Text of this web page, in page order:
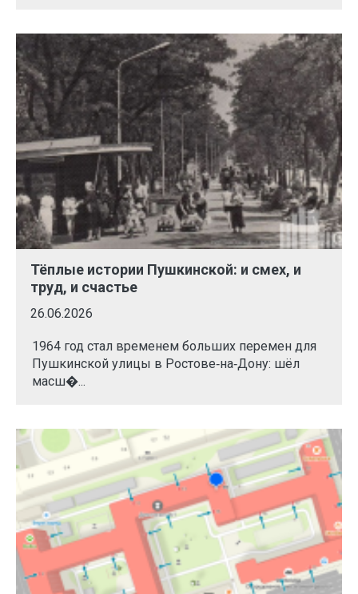
Тёплые истории Пушкинской: и смех, и
труд, и счастье
26.06.2026
1964 год стал временем больших перемен для
Пушкинской улицы в Ростове‑на‑Дону: шёл
масш�...